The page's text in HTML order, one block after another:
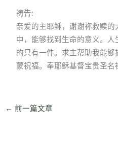
祷告:
亲爱的主耶稣，谢谢祢救赎
中，能够找到生命的意义。
的只有一件。求主帮助我能
蒙祝福。奉耶稣基督宝贵圣名
← 前一篇文章